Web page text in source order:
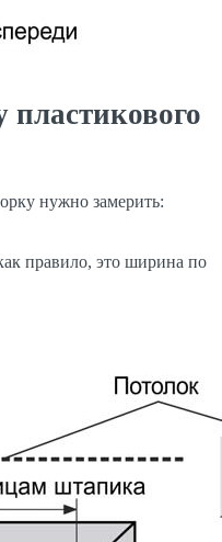
нужно замерить:
правило, это ширина по